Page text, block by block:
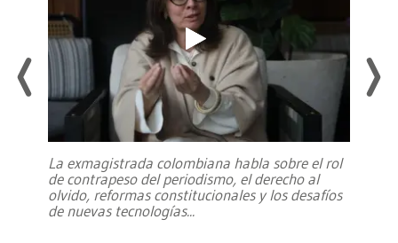
La exmagistrada colombiana habla sobre el rol
de contrapeso del periodismo, el derecho al
olvido, reformas constitucionales y los desafíos
de nuevas tecnologías...